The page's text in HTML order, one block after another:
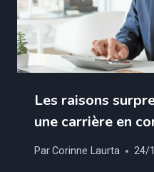
Les raisons
une carrière en
ParCorinne Laurta 24/